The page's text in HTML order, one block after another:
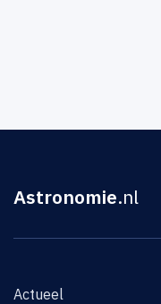
Astronomie.nl
Actueel